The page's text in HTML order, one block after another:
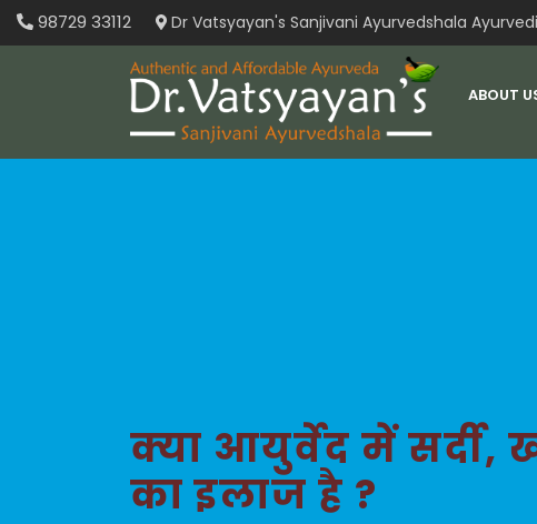
Skip
98729 33112 Dr Vatsyayan's Sanjivani Ayurvedshala
ABOUT
क्या आयुर्वेद में
का इलाज है ?